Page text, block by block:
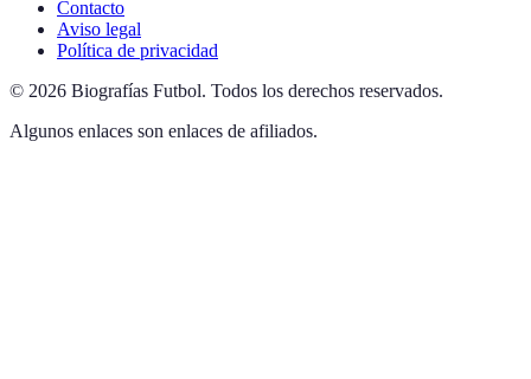
Contacto
Aviso legal
Política de privacidad
© 2026 Biografías Futbol. Todos los derechos reservados.
Algunos enlaces son enlaces de afiliados.